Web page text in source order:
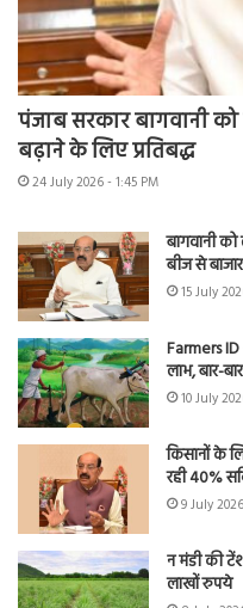
पंजाब सरकार बागवानी
बढ़ाने के लिए प्रतिबद्ध
24 July 2026 - 1:45 PM
बागवानी
बीज से
15 July
Farmers
लाभ, बार-
10 July
किसानों के
रही 40%
9 July
न मंडी की
लाखों रुपये